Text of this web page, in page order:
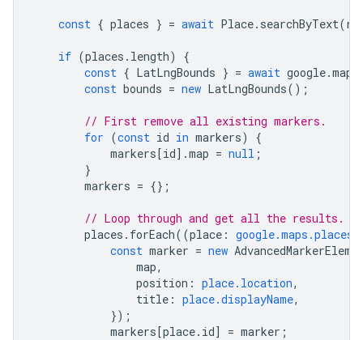
const { places } = await Place. searchByText(
if (places . length)
{
const { LatLngBounds } = await google.maps
const bounds = new LatLngBounds();
// First remove all existing markers.
for (const id in markers)
{
markers[id].map = null ;
}
markers = {};
// Loop through and get all the results.
places . forEach((place :
const marker = new
map,
position : place.location,
title : place.displayName,
});
markers[place. id] = marker ;